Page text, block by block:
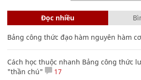
Đọc nhiều
Bảng công thức đạo hàm nguyên hàm
Cách học thuộc nhanh Bảng công thức
"thần chú"
17